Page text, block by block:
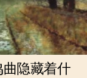
隐藏着什